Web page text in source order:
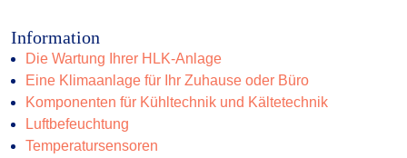
Information
Die Wartung Ihrer HLK-Anlage
Eine Klimaanlage für Ihr Zuhause oder Büro
Komponenten für Kühltechnik und Kältetechnik
Luftbefeuchtung
Temperatursensoren